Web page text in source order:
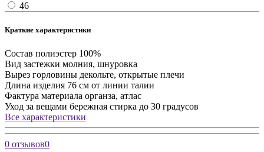
46
Краткие характеристики
Состав полиэстер 100%
Вид застежки молния, шнуровка
Вырез горловины декольте, открытые плечи
Длина изделия 76 см от линии талии
Фактура материала органза, атлас
Уход за вещами бережная стирка до 30 градусов
Все характеристики
0 отзывов0